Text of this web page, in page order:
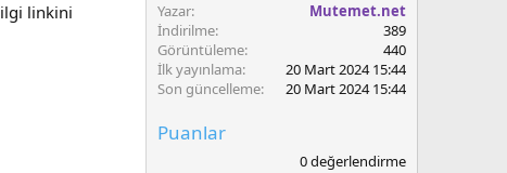
linkini
Yazar
Mutemet.net
İndirilme
389
Görüntüleme
440
İlk yayınlama
20 Mart 2024 15:44
Son güncelleme
20 Mart 2024 15:44
Puanlar
0 değerlendirme